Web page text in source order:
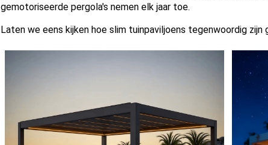
gemotoriseerde pergola's nemen elk jaar toe.
Laten we eens kijken hoe slim tuinpaviljoens tegenwoordig zijn